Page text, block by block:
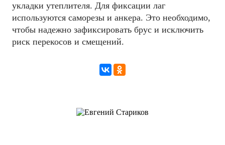
укладки утеплителя. Для фиксации лаг
используются саморезы и анкера. Это необходимо,
чтобы надежно зафиксировать брус и исключить
риск перекосов и смещений.